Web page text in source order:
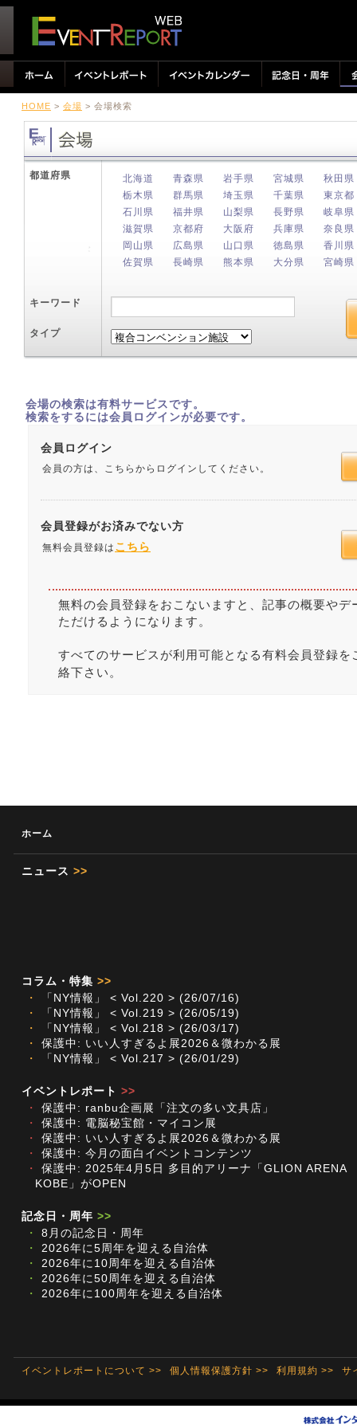
HOME > 会場 > 会場検索
都道府県 北海道 青森県 岩手県 宮城県
秋田県
栃木県
群馬県 埼玉県 千葉県
東京都
石川県
福井県 山梨県 長野県
岐阜県
滋賀県
京都府 大阪府 兵庫県
奈良県
岡山県
広島県 山口県 徳島県
香川県
佐賀県
長崎県 熊本県 大分県 宮崎県
キーワード
タイプ
会場の検索は有料サービスです。
検索をするには会員ログインが必要です。
会員ログイン
会員の方は、こちらからログインしてください。
会員登録がお済みでない方
無料会員登録は こちら
無料の会員登録をおこないますと、記事の概要や
ただけるようになります。
すべてのサービスが利用可能となる有料会員登録を
絡下さい。
ホーム
ニュース >>
コラム・特集 >>
・
「NY情報」 < Vol.220 > (26/07/16)
・
「NY情報」 < Vol.219 > (26/05/19)
・
「NY情報」 < Vol.218 > (26/03/17)
・
保護中: いい人すぎるよ展2026＆微わかる展
・
「NY情報」 < Vol.217 > (26/01/29)
イベントレポート >>
・
保護中: ranbu企画展「注文の多い文具店」
・
保護中: 電脳秘宝館・マイコン展
・
保護中: いい人すぎるよ展2026＆微わかる展
・
保護中: 今月の面白イベントコンテンツ
・
保護中: 2025年4月5日 多目的アリーナ「GLION ARENA
KOBE」がOPEN
記念日・周年 >>
・
8月の記念日・周年
・
2026年に5周年を迎える自治体
・
2026年に10周年を迎える自治体
・
2026年に50周年を迎える自治体
・
2026年に100周年を迎える自治体
イベントレポートについて >> 個人情報保護方針 >> 利用規約 >> サ